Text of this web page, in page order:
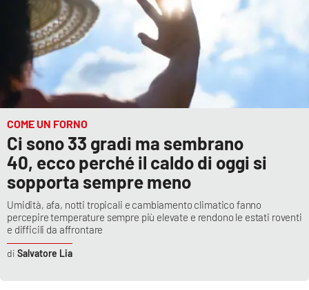
COME UN FORNO
Ci sono 33 gradi ma sembrano
40, ecco perché il caldo di oggi si
sopporta sempre meno
Umidità, afa, notti tropicali e cambiamento climatico fanno
percepire temperature sempre più elevate e rendono le estati roventi
e difficili da affrontare
Salvatore Lia